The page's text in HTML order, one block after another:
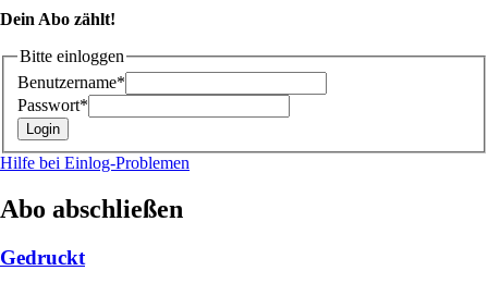
Dein Abo zählt!
Bitte einloggen
Benutzername*
Passwort*
Hilfe bei Einlog-Problemen
Abo abschließen
Gedruckt